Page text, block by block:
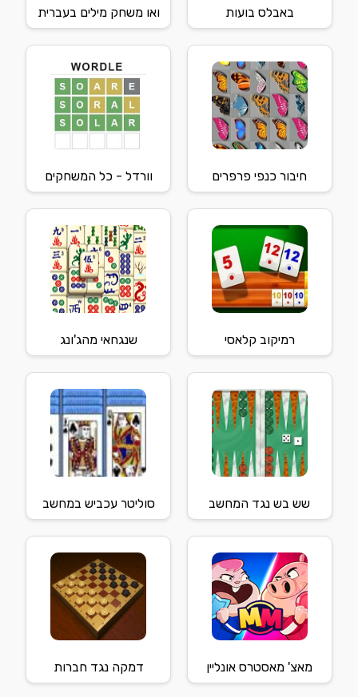
באבלס בועות ואו משחק מילים בעברית
חיבור כנפי פרפרים וורדל - כל המשחקים
רמיקוב קלאסי שנגחאי מהג'ונג
שש בש נגד המחשב סוליטר עכביש במחשב
מאצ' מאסטרס אונליין דמקה נגד חברות